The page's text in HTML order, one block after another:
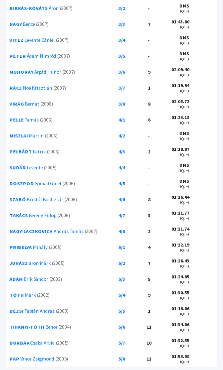
BIRKÁS-KOVÁTSÁron (2007) 3/2 - DNS
(Q: --)
NAGYBence (2007) 3/3 7 01:43.80
(Q: --)
VITÉZ Levente Dániel(2007) 3/4 - DNS
(Q: --)
PÉTER Ádám Nimród (2007) 3/5 - DNS
(Q: --)
MUHORAYÁrpád Hunor(2007) 3/6 9 02:09.40
(Q: --)
RÁCZ Noé Krisztián (2007) 3/7 1 01:19.94
(Q: --)
VIRÁGBernát (2008) 3/8 8 02:05.72
(Q: --)
PELLETamás (2006) 4/1 6 01:25.13
(Q: --)
MISZLAIMartin (2006) 4/2 - DNS
(Q: --)
PELBÁRT Patrik (2006) 4/3 2 01:18.87
(Q: --)
SUDÁR Levente (2005) 4/4 - DNS
(Q: --)
DOSZPOD Soma Dániel(2006) 4/5 - DNS
(Q: --)
SZABÓ Kristóf Boldizsár(2006) 4/6 8 01:26.44
(Q: --)
TAKÁCSBerény Fülöp(2006) 4/7 3 01:21.77
(Q: --)
NAGY-LACZKOVICH András Tamás(2007) 4/8 2 01:21.74
(Q: --)
PRIBELYAMihály (2005) 5/1 4 01:22.19
(Q: --)
JUHÁSZ áron Márk(2005) 5/2 7 01:26.43
(Q: --)
ÁDÁM Erik Sándor(2003) 5/3 5 01:24.85
(Q: --)
TÓTH Márk (2002) 5/4 9 01:30.55
(Q: --)
DÉZSIFábián András(2003) 5/5 1 01:16.86
(Q: --)
TIHANYI-TÓTH Bence (2004) 5/6 11 01:34.66
(Q: --)
DURBÁKCsaba Arvid (2005) 5/7 10 01:32.55
(Q: --)
PAP Vince Zsigmond (2005) 5/8 12 01:55.98
(Q: --)